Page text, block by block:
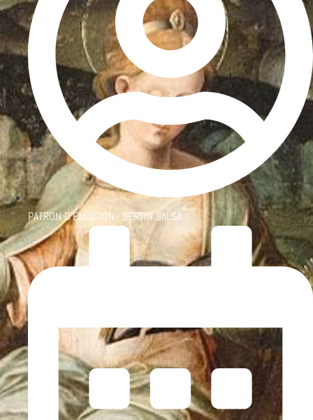
PATRON D'ÉMISSION : BERTIN SALSA